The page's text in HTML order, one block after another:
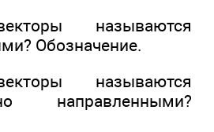
называются
Обозначение.
называются
направленными?